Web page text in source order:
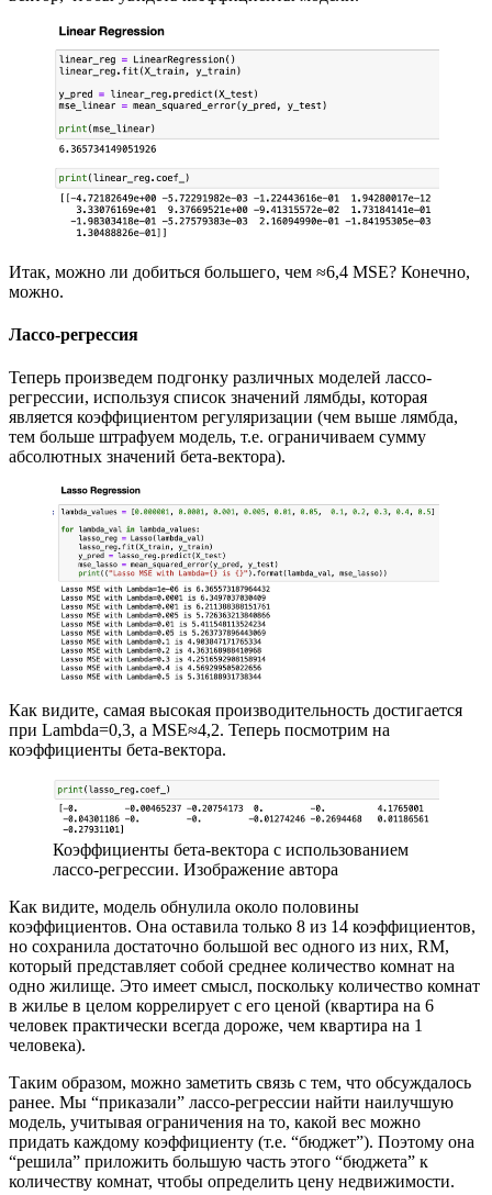
Итак, можно ли добиться большего, чем ≈6,4 MSE? Конечно,
можно.
Лассо-регрессия
Теперь произведем подгонку различных моделей лассо-
регрессии, используя список значений лямбды, которая
является коэффициентом регуляризации (чем выше лямбда,
тем больше штрафуем модель, т.е. ограничиваем сумму
абсолютных значений бета-вектора).
Как видите, самая высокая производительность достигается
при Lambda=0,3, а MSE≈4,2. Теперь посмотрим на
коэффициенты бета-вектора.
Коэффициенты бета-вектора с использованием
лассо-регрессии. Изображение автора
Как видите, модель обнулила около половины
коэффициентов. Она оставила только 8 из 14 коэффициентов,
но сохранила достаточно большой вес одного из них, RM,
который представляет собой среднее количество комнат на
одно жилище. Это имеет смысл, поскольку количество комнат
в жилье в целом коррелирует с его ценой (квартира на 6
человек практически всегда дороже, чем квартира на 1
человека).
Таким образом, можно заметить связь с тем, что обсуждалось
ранее. Мы “приказали” лассо-регрессии найти наилучшую
модель, учитывая ограничения на то, какой вес можно
придать каждому коэффициенту (т.е. “бюджет”). Поэтому она
“решила” приложить большую часть этого “бюджета” к
количеству комнат, чтобы определить цену недвижимости.